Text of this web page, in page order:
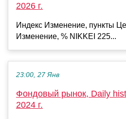
2026 г.
Индекс Изменение, пункты
Изменение, % NIKKEI 225...
23:00, 27 Янв
Фондовый рынок, Daily
2024 г.